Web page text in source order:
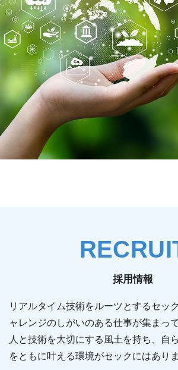
採用情報
リアルタイム技術をルーツとするセッ
ャレンジのしがいのある仕事が集まって
人と技術を大切にする風土を持ち、自
をともに叶える環境がセックにはありま